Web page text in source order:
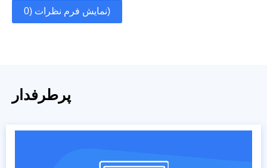
نمایش فرم نظرات (0)
پرطرفدار